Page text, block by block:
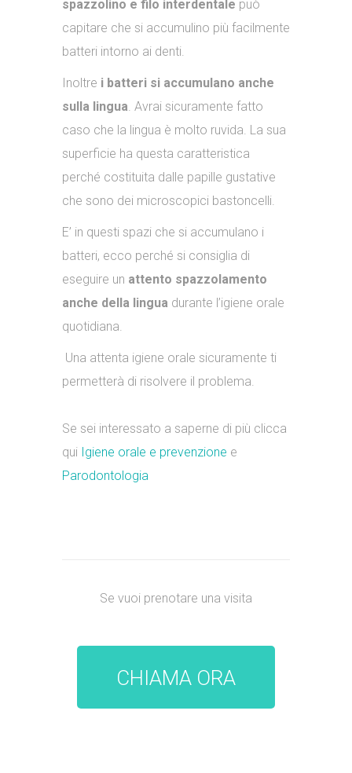
spazzolino e filo interdentale può
capitare che si accumulino più facilmente
batteri intorno ai denti.
Inoltre i batteri si accumulano anche
sulla lingua . Avrai sicuramente fatto
caso che la lingua è molto ruvida. La sua
superficie ha questa caratteristica
perché costituita dalle papille gustative
che sono dei microscopici bastoncelli.
E’ in questi spazi che si accumulano i
batteri, ecco perché si consiglia di
eseguire un attento spazzolamento
anche della lingua durante l’igiene orale
quotidiana.
Una attenta igiene orale sicuramente ti
permetterà di risolvere il problema.
Se sei interessato a saperne di più clicca
qui Igiene orale e prevenzione e
Parodontologia
Se vuoi prenotare una visita
CHIAMA ORA